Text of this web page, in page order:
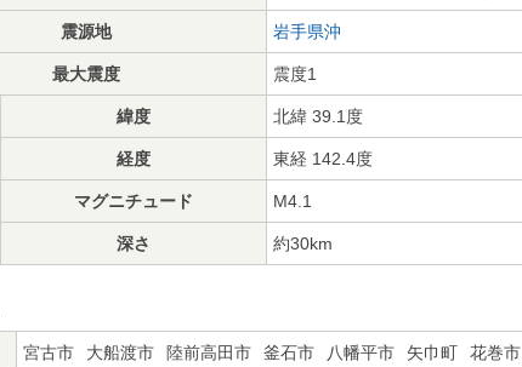
震源地 岩手県沖
最大震度 震度1
緯度 北緯 39.1度
経度 東経 142.4度
マグニチュード M4.1
深さ 約30km
宮古市 大船渡市 陸前高田市 釜石市 八幡平市 矢巾町 花巻市